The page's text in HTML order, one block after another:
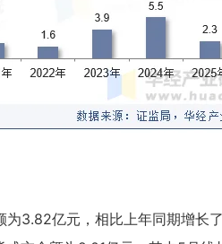
3.82亿元，相比上年同期增长